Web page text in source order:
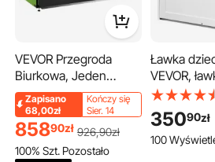
VEVOR Przegroda
Biurkowa, Jeden
152x61 cm + Dwa
61x61 cm Panele,
Grubość 20mm Panel
Prywatności Biurka,
Pochłaniający Dźwięk
Zapisano
68,00zł
Kończy się
Sier. 14
85890zł 926,90zł
100% Szt. Pozostało
Ławka
VEVOR,
miejscem
skrzynia na
dla dzieci,
35090zł
100